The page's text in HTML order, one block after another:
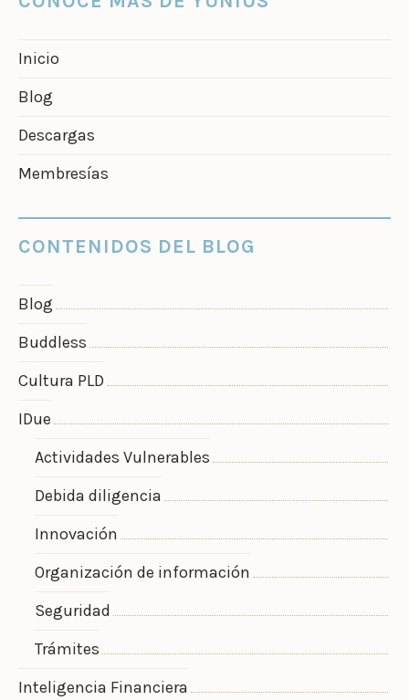
Inicio
Blog
Descargas
Membresías
CONTENIDOS DEL BLOG
Blog
Buddless
Cultura PLD
IDue
Actividades Vulnerables
Debida diligencia
Innovación
Organización de información
Seguridad
Trámites
Inteligencia Financiera